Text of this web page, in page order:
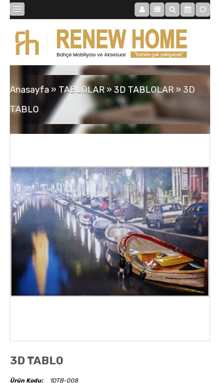
BİBLOLAR
MOBİLYALAR
TABLOLAR
AYNALAR
AKSESUARLAR
OBJELER
ABAJUR
Anasayfa » TABLOLAR»3D TABLOLAR » 3D
TABLO
3D TABLO
Ürün Kodu:
1DTB-008